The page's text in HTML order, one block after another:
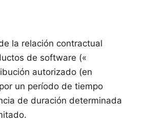
la relación contractual
de software («
autorizado (en
un período de tiempo
de duración determinada